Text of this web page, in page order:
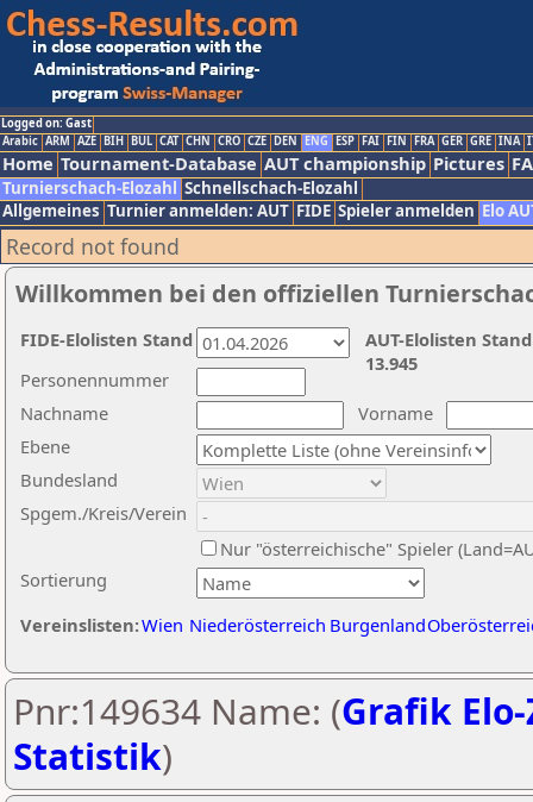
Logged on: Gast
Arabic ARM AZE BIH BUL CAT CHN CRO CZE DEN ENG ESP FAI FIN FRA GER GRE INA
Home Tournament-Database AUT championship Pictures
Turnierschach-Elozahl Schnellschach-Elozahl
Allgemeines Turnier anmelden: AUT FIDE Spieler anmelden Elo
Record not found
Willkommen bei den offiziellen
Nachname
Vorname
Ebene
Sortierung
Personennummer
Bundesland
Spgem./Kreis/Verein
Nur "österreichische" Spieler
Vereinslisten:Wien Niederösterreich Burgenland
AUT-Elolisten
13.945
FIDE-Elolisten Stand
Pnr:149634 Name: (Grafik
Statistik)